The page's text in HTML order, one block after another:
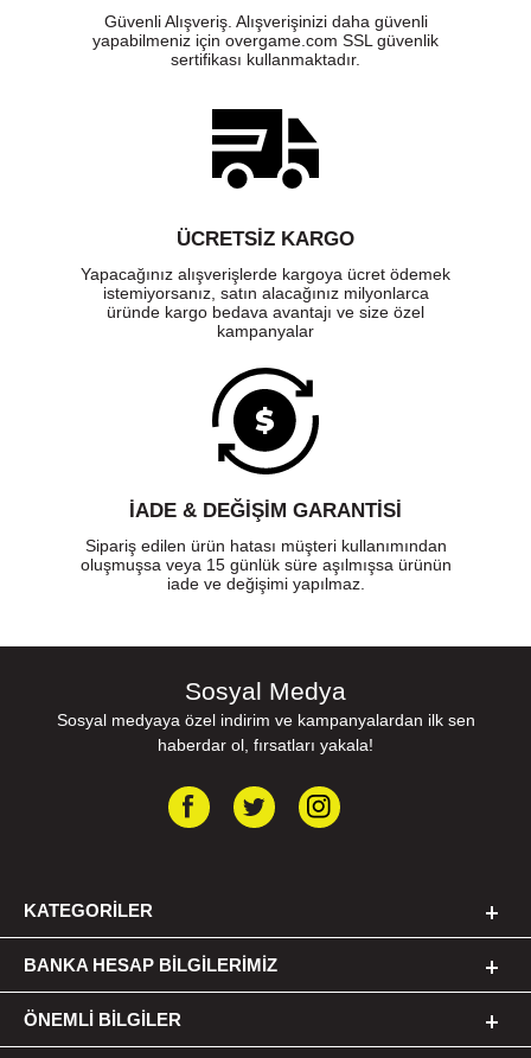
Güvenli Alışveriş. Alışverişinizi daha güvenli
yapabilmeniz için overgame.com SSL güvenlik
sertifikası kullanmaktadır.
ÜCRETSIZ KARGO
Yapacağınız alışverişlerde kargoya ücret ödemek
istemiyorsanız, satın alacağınız milyonlarca
üründe kargo bedava avantajı ve size özel
kampanyalar
İADE & DEĞİŞİM GARANTİSİ
Sipariş edilen ürün hatası müşteri kullanımından
oluşmuşsa veya 15 günlük süre aşılmışsa ürünün
iade ve değişimi yapılmaz.
Sosyal Medya
Sosyal medyaya özel indirim ve kampanyalardan ilk sen
haberdar ol, fırsatları yakala!
KATEGORILER
BANKA HESAP BILGILERIMIZ
ÖNEMLI BILGILER